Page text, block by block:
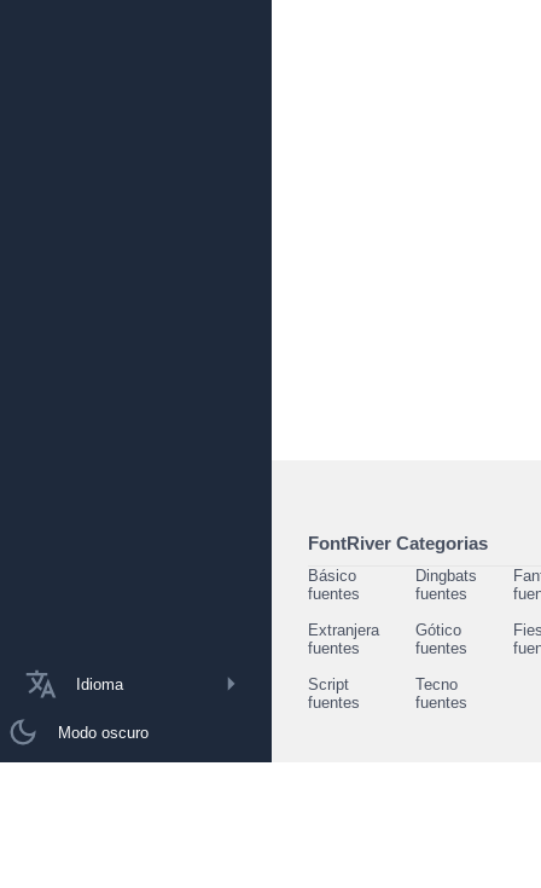
Idioma
Modo oscuro
FontRiver Categorias
Básico
fuentes
Dingbats
fuentes
Extranjera
fuentes
Gótico
fuentes
Script
fuentes
Tecno
fuentes